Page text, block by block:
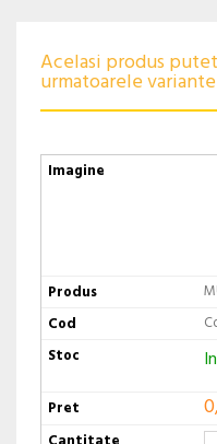
Acelasi produs
urmatoarele variante